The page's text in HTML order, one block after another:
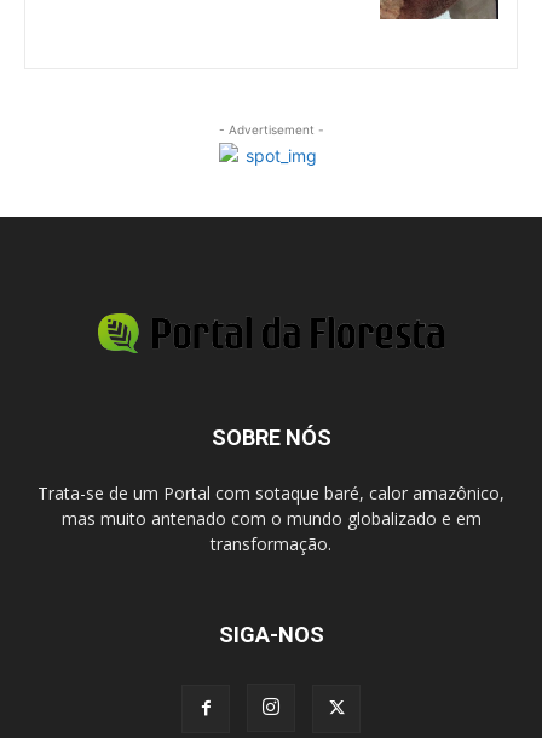
- Advertisement -
SOBRE NÓS
Trata-se de um Portal com sotaque baré, calor amazônico,
mas muito antenado com o mundo globalizado e em
transformação.
SIGA-NOS